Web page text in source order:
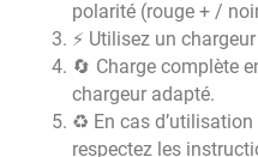
polarité (rouge + /
⚡ Utilisez un
🔄 Charge complète
chargeur adapté.
♻️ En cas d’utilisation
respectez les